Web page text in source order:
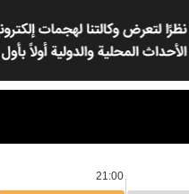
21:00